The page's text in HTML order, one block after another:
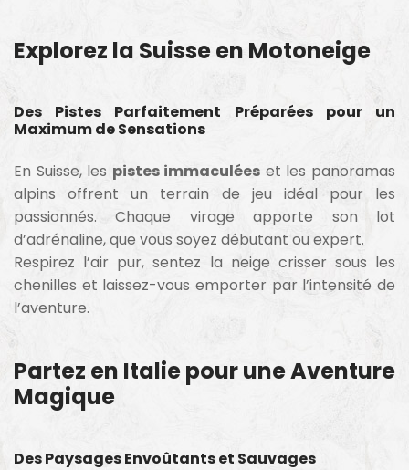
Explorez la Suisse en Motoneige
Des Pistes Parfaitement Préparées pour un
Maximum de Sensations
En Suisse, les pistes immaculées et les panoramas
alpins offrent un terrain de jeu idéal pour les
passionnés. Chaque virage apporte son lot
d’adrénaline, que vous soyez débutant ou expert.
Respirez l’air pur, sentez la neige crisser sous les
chenilles et laissez-vous emporter par l’intensité de
l’aventure.
Partez en Italie pour une Aventure
Magique
Des Paysages Envoûtants et Sauvages